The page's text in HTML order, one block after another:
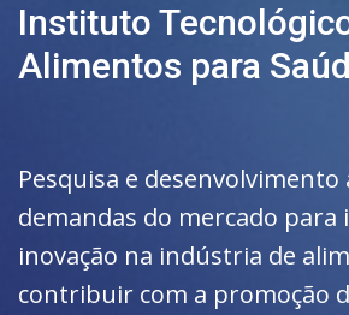
Instituto
Alimentos para
Pesquisa e desenvolvimento
demandas do mercado
inovação na indústria de
contribuir com a promoção